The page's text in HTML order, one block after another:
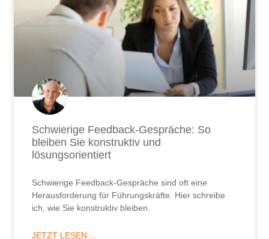
Schwierige Feedback-Gespräche: So
bleiben Sie konstruktiv und
lösungsorientiert
Schwierige Feedback-Gespräche sind oft eine
Herausforderung für Führungskräfte. Hier schreibe
ich, wie Sie konstruktiv bleiben.
JETZT LESEN ...